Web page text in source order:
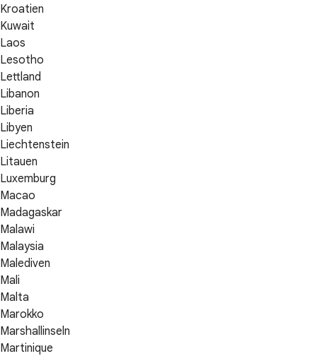
Kroatien
Kuwait
Laos
Lesotho
Lettland
Libanon
Liberia
Libyen
Liechtenstein
Litauen
Luxemburg
Macao
Madagaskar
Malawi
Malaysia
Malediven
Mali
Malta
Marokko
Marshallinseln
Martinique